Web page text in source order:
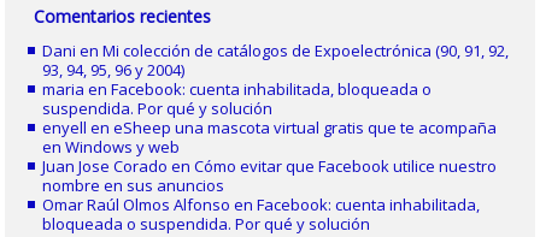
Comentarios recientes
Dani enMi colección de catálogos de Expoelectrónica (90, 91, 92,
93, 94, 95, 96 y 2004)
maria enFacebook: cuenta inhabilitada, bloqueada o
suspendida. Por qué y solución
enyell eneSheep una mascota virtual gratis que te acompaña
en Windows y web
Juan Jose Corado enCómo evitar que Facebook utilice nuestro
nombre en sus anuncios
Omar Raúl Olmos Alfonso enFacebook: cuenta inhabilitada,
bloqueada o suspendida. Por qué y solución